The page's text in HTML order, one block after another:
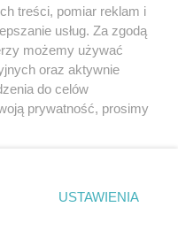
sp. z o.o.
treści, pomiar reklam i
usług. Za zgodą
możemy używać
oraz aktywnie
do celów
prywatność, prosimy
dolnym rogu strony
danych nie wymagają
USTAWIENIA